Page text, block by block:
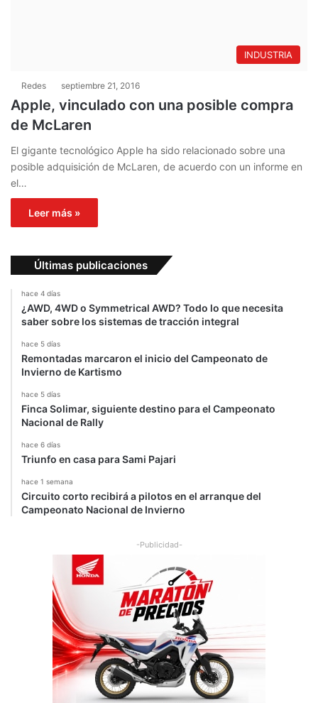
INDUSTRIA
Redes septiembre 21, 2016
Apple, vinculado con una posible compra
de McLaren
El gigante tecnológico Apple ha sido relacionado sobre una
posible adquisición de McLaren, de acuerdo con un informe en
el…
Leer más »
Últimas publicaciones
hace 4 días
¿AWD, 4WD o Symmetrical AWD? Todo lo que necesita
saber sobre los sistemas de tracción integral
hace 5 días
Remontadas marcaron el inicio del Campeonato de
Invierno de Kartismo
hace 5 días
Finca Solimar, siguiente destino para el Campeonato
Nacional de Rally
hace 6 días
Triunfo en casa para Sami Pajari
hace 1 semana
Circuito corto recibirá a pilotos en el arranque del
Campeonato Nacional de Invierno
-Publicidad-